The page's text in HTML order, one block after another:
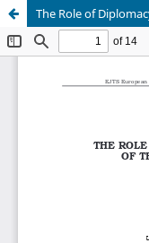
The Role of